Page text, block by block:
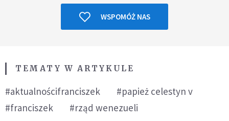
WSPOMÓŻ NAS
TEMATY W ARTYKULE
#aktualnościfranciszek
#papież celestyn v
#franciszek
#rząd wenezueli